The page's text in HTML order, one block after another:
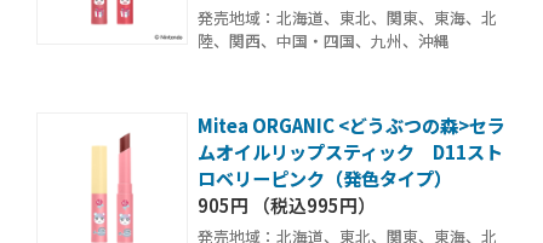
発売地域：北海道、東北、関東、東海、北
陸、関西、中国・四国、九州、沖縄
Mitea ORGANIC <どうぶつの森>セラ
ムオイルリップスティック D11スト
ロベリーピンク（発色タイプ）
905円 （税込995円）
発売地域：北海道、東北、関東、東海、北